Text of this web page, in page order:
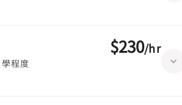
程度
$230/hr